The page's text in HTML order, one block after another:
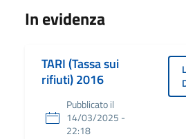
Dettagli
In evidenza
TARI (Tassa sui
rifiuti) 2016
Pubblicato il
14/03/2025 -
22:18